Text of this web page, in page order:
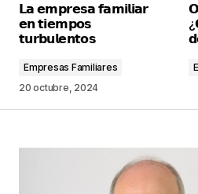
publicada. Los campos
marcados con
Comentario*
𝗟𝗮 𝗲𝗺𝗽𝗿𝗲𝘀𝗮 𝗳𝗮𝗺𝗶𝗹𝗶𝗮𝗿
𝗲𝗻 𝘁𝗶𝗲𝗺𝗽𝗼𝘀
𝘁𝘂𝗿𝗯𝘂𝗹𝗲𝗻𝘁𝗼𝘀
Empresas Familiares
20 octubre, 2024